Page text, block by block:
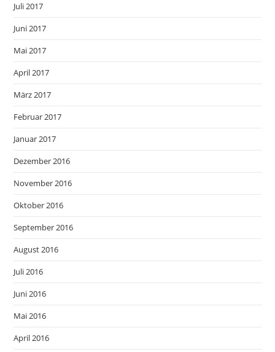
Juli 2017
Juni 2017
Mai 2017
April 2017
März 2017
Februar 2017
Januar 2017
Dezember 2016
November 2016
Oktober 2016
September 2016
August 2016
Juli 2016
Juni 2016
Mai 2016
April 2016